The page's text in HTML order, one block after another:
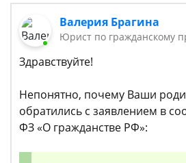
Валерия Брагина
Юрист по гражданскому
Здравствуйте!
Непонятно, почему Ваши
обратились с заявлением в
ФЗ «О гражданстве РФ»: